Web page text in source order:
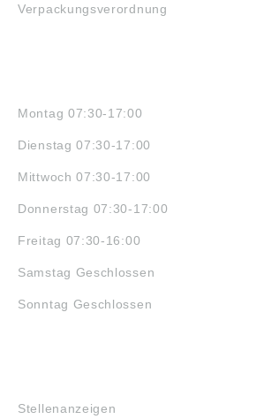
Verpackungsverordnung
Montag 07:30-17:00
Dienstag 07:30-17:00
Mittwoch 07:30-17:00
Donnerstag 07:30-17:00
Freitag 07:30-16:00
Samstag Geschlossen
Sonntag Geschlossen
Stellenanzeigen